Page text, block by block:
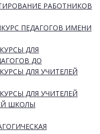
РАБОТНИКОВ
ПЕДАГОГОВ ИМЕНИ
ДЛЯ
ДО
ДЛЯ УЧИТЕЛЕЙ
ДЛЯ УЧИТЕЛЕЙ
ШКОЛЫ